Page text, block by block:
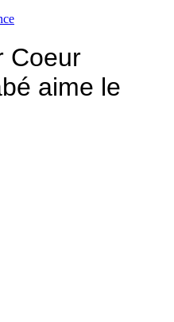
Coeur
aime le